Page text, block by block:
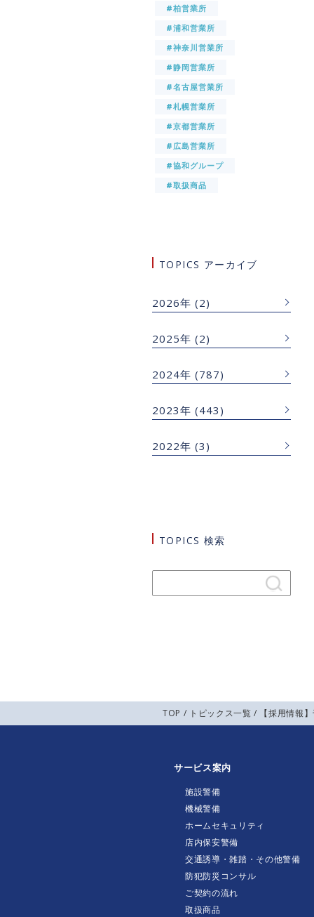
#柏営業所
#浦和営業所
#神奈川営業所
#静岡営業所
#名古屋営業所
#札幌営業所
#京都営業所
#広島営業所
#協和グループ
#取扱商品
TOPICS アーカイブ
2026年 (2)
2025年 (2)
2024年 (787)
2023年 (443)
2022年 (3)
TOPICS 検索
TOP / トピックス一覧 / 【採用情報
サービス案内
施設警備
機械警備
ホームセキュリティ
店内保安警備
交通誘導・雑踏・その他警備
防犯防災コンサル
ご契約の流れ
取扱商品